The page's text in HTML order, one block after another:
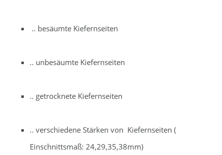
.. besäumte Kiefernseiten
.. unbesäumte Kiefernseiten
.. getrocknete Kiefernseiten
.. verschiedene Stärken von Kiefernseiten (
Einschnittsmaß: 24,29,35,38mm)